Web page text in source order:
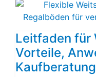
Leitfaden für
Vorteile,
Kaufberatung